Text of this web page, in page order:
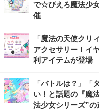
で☆ぴえろ魔法少
催
「魔法の天使クリ
アクセサリー！イ
利アイテムが登場
「バトルは？」
い！と話題の『魔
法少女シリーズ”